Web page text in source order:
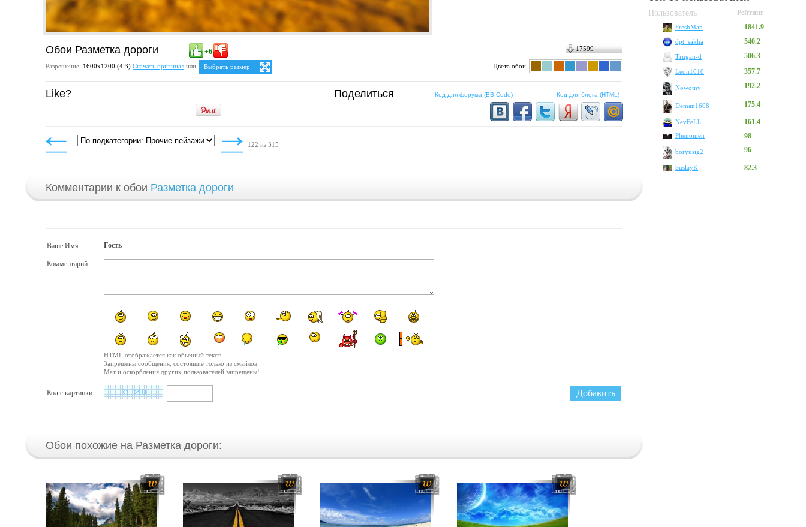
Обои Разметка дороги +6 17599
Разрешение: 1600х1200 (4:3) Скачать оригинал или
Выбрать размер
Ваше разрешение:Не определено
1600x1280
4:3
1280x960
1400x1050
1600x1200
16:10
1280x800
Цвета обои
Like? Поделиться Код для форума (BB Code) Код для блога (HTML)
122 из 315
Комментарии к обои Разметка дороги
Ваше Имя: Гость
Комментарий:
HTML отображается как обычный текст.
Запрещены сообщения, состоящие только из смайлов.
Мат и оскорбления других пользователей запрещены!
Код с картинки:
Обои похожие на Разметка дороги:
Пользователь Рейтинг
FreshMan 1841.9
dpt_sakha 540.2
Trugan-d 506.3
Leon1010 357.7
Nowotny 192.2
Deman1608 175.4
NevFeLL 161.4
Phenomen 98
boryusig2 96
SuslayK 82.3